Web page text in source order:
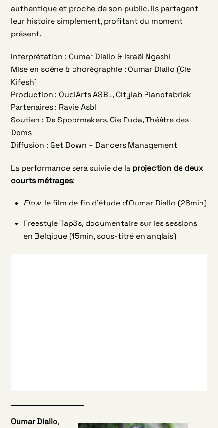
authentique et proche de son public. Ils partagent
leur histoire simplement, profitant du moment
présent.
Interprétation : Oumar Diallo & Israël Ngashi
Mise en scène & chorégraphie : Oumar Diallo (Cie
Kifesh)
Production : OudiArts ASBL, Citylab Pianofabriek
Partenaires : Ravie Asbl
Soutien : De Spoormakers, Cie Ruda, Théâtre des
Doms
Diffusion : Get Down – Dancers Management
La performance sera suivie de la projection de deux
courts métrages:
Flow, le film de fin d’étude d’Oumar Diallo (26min)
Freestyle Tap3s, documentaire sur les sessions
en Belgique (15min, sous-titré en anglais)
Oumar Diallo,